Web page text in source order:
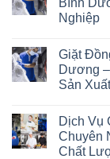
Nghiệp
Giặt
Dương
Sản Xuất
Dịch Vụ
Chuyên
Chất